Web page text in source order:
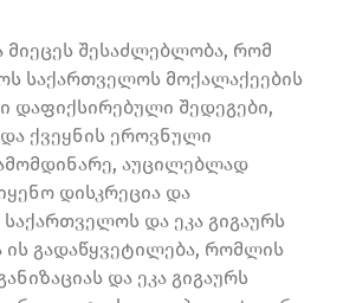
მიეცეს შესაძლებლობა, რომ
საქართველოს მოქალაქეების
დაფიქსირებული შედეგები,
ქვეყნის ეროვნული
აუცილებლად
დისკრეცია და
და ეკა გიგაურს
ის გადაწყვეტილება, რომლის
და ეკა გიგაურს